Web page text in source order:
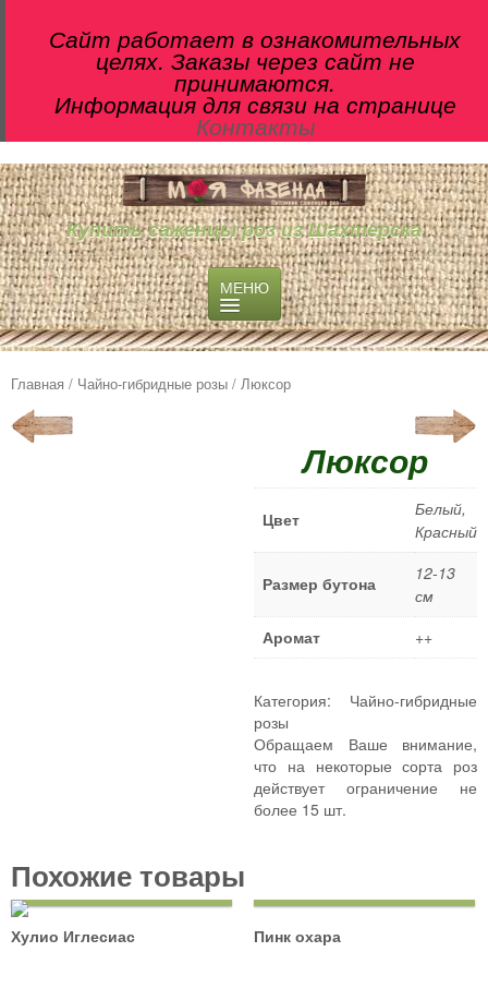
Сайт работает в ознакомительных
целях. Заказы через сайт не
принимаются.
Информация для связи на странице
Контакты
Купить саженцы роз из Шахтерска
МЕНЮ
О ПИТОМНИКЕ
МАГАЗИН
Главная / Чайно-гибридные розы / Люксор
Люксор
Цвет Белый,
Красный
Размер бутона
12-13
см
Аромат
++
Категория: Чайно-гибридные
розы
Обращаем Ваше внимание,
что на некоторые сорта роз
действует ограничение не
более 15 шт.
Похожие товары
Хулио Иглесиас Пинк охара